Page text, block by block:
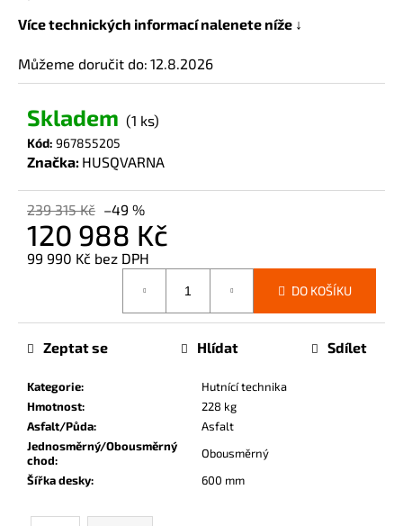
Více technických informací nalenete níže ↓
Můžeme doručit do: 12.8.2026
Skladem (1 ks)
Kód: 967855205
Značka: HUSQVARNA
239 315 Kč –49 %
120 988 Kč
99 990 Kč bez DPH
DO KOŠÍKU
Kategorie:
Hutnící technika
Hmotnost:
228 kg
Asfalt/Půda:
Asfalt
Jednosměrný/Obousměrný
chod:
Obousměrný
Šířka desky: 600 mm
Zeptat se Hlídat Sdílet
u
e
m